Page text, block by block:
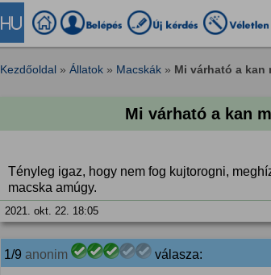
Kezdőoldal » Állatok » Macskák » Mi várható a kan
Mi várható a kan
Tényleg igaz, hogy nem fog kujtorogni,
macska amúgy.
2021. okt. 22. 18:05
1/9 anonim válasza: